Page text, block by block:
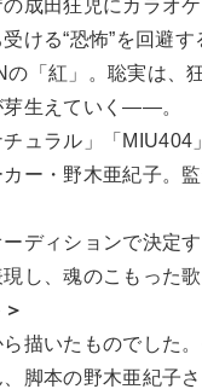
成田狂児にカラオ
ける“恐怖”を回避
「紅」。聡実は、
芽生えていく――。
ュラル」「
ー・野木亜紀子。
ディションで決定
し、魂のこもった歌
描いたものでした
脚本の野木亜紀子